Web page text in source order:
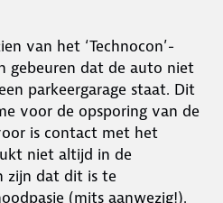
van het ‘Technocon’-
gebeuren dat de auto niet
parkeergarage staat. Dit
voor de opsporing van de
is contact met het
niet altijd in de
zijn dat dit is te
(mits aanwezig!).